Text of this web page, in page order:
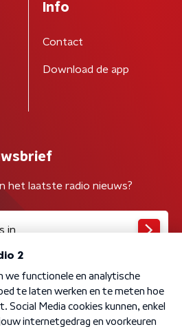
Info
Contact
Download de app
het laatste radio nieuws?